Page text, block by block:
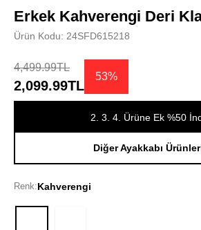
Erkek Kahverengi Deri
Ürün Kodu: 24SFD615218
4,499.99TL
2,099.99TL
53%
2. 3. 4. Ürüne Ek %50
Diğer Ayakkabı
Renk:Kahverengi